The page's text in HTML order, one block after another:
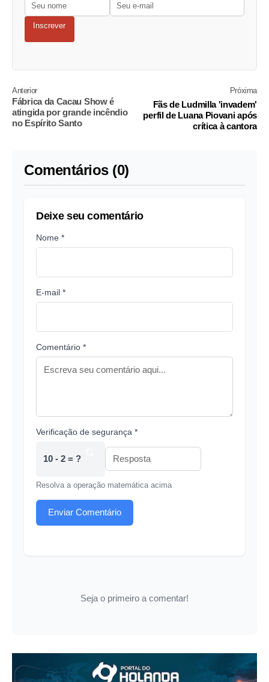
Inscrever
Anterior
Fábrica da Cacau Show é
atingida por grande incêndio
no Espírito Santo
Próxima
Fãs de Ludmilla 'invadem'
perfil de Luana Piovani após
crítica à cantora
Comentários (0)
Deixe seu comentário
Nome *
E-mail *
Comentário *
Verificação de segurança *
10 - 2 = ?
Resolva a operação matemática acima
Enviar Comentário
Seja o primeiro a comentar!